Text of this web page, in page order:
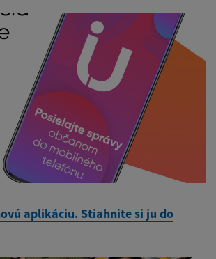
aplikáciu. Stiahnite si ju do